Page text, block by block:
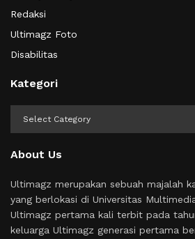
Redaksi
Ultimagz Foto
Disabilitas
Kategori
About Us
Ultimagz merupakan sebuah majalah
yang berlokasi di Universitas
Ultimagz pertama kali terbit pada
keluarga Ultimagz generasi pertama